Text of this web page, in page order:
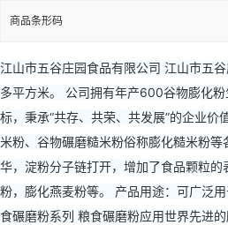
商品条形码
江山市五谷庄园食品有限公司 江山市五
多平方米。 公司拥有年产600谷物膨化
标，秉承“共存、共荣、共发展”的企业
米粉、谷物碾磨糙米粉俗称膨化糙米粉
华，淀粉分子链打开，增加了食品颗粒
粉，膨化燕麦粉等。 产品用途：可广泛
食碾磨粉系列 粮食碾磨粉应用世界先进